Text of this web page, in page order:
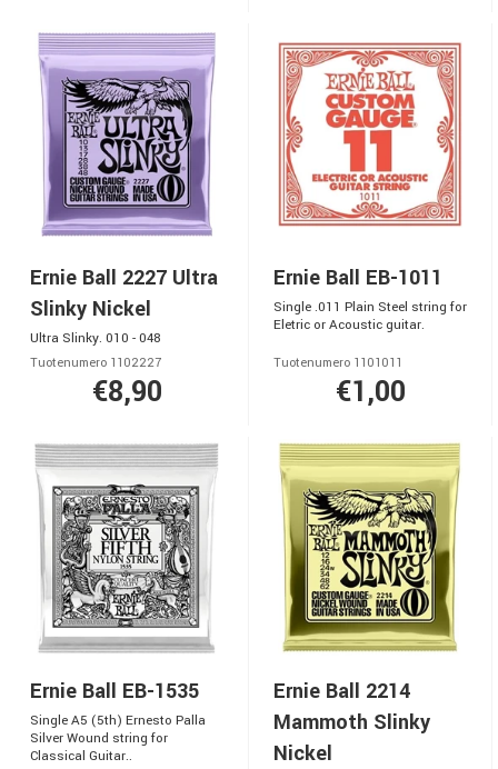
Ernie Ball 2227 Ultra
Slinky Nickel
Ultra Slinky. 010 - 048
Tuotenumero 1102227
€8,90
Ernie Ball EB-1011
Single .011 Plain Steel string for
Eletric or Acoustic guitar.
Tuotenumero 1101011
€1,00
Ernie Ball EB-1535
Single A5 (5th) Ernesto Palla
Silver Wound string for
Classical Guitar..
Ernie Ball 2214
Mammoth Slinky
Nickel